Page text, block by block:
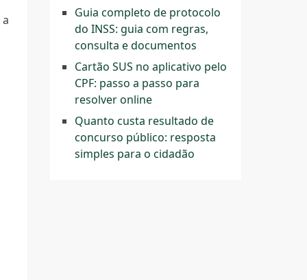
Guia completo de protocolo
do INSS: guia com regras,
consulta e documentos
Cartão SUS no aplicativo pelo
CPF: passo a passo para
resolver online
Quanto custa resultado de
concurso público: resposta
simples para o cidadão